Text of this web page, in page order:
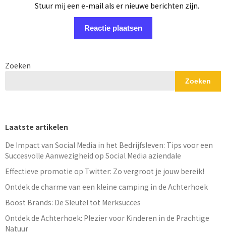
Stuur mij een e-mail als er nieuwe berichten zijn.
Zoeken
Zoeken
Laatste artikelen
De Impact van Social Media in het Bedrijfsleven: Tips voor een
Succesvolle Aanwezigheid op Social Media aziendale
Effectieve promotie op Twitter: Zo vergroot je jouw bereik!
Ontdek de charme van een kleine camping in de Achterhoek
Boost Brands: De Sleutel tot Merksucces
Ontdek de Achterhoek: Plezier voor Kinderen in de Prachtige
Natuur